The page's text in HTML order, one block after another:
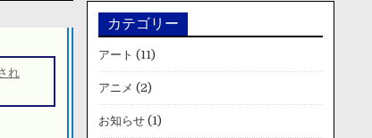
れ
カテゴリー
アート (11)
アニメ (2)
お知らせ(1)